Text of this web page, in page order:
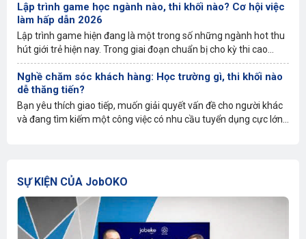
hướng phát triển phù hợp.
Lập trình game học ngành nào, thi khối nào? Cơ hội việc
làm hấp dẫn 2026
Lập trình game hiện đang là một trong số những ngành hot thu
hút giới trẻ hiện nay. Trong giai đoạn chuẩn bị cho kỳ thi cao
đẳng, đại học sắp tới, nhiều bạn trẻ thắc mắc không biết lập
trình game học ngành nào, thi khối nào, trường nào tốt. Để giúp
bạn đọc giải đáp các thắc mắc trên, JOBOKO sẽ cập nhật thông
tin hữu ích cho bạn tham khảo trong bài viết sau.
Nghề chăm sóc khách hàng: Học trường gì, thi khối nào
dễ thăng tiến?
Bạn yêu thích giao tiếp, muốn giải quyết vấn đề cho người khác
và đang tìm kiếm một công việc có nhu cầu tuyển dụng cực lớn?
SỰ KIỆN CỦA JobOKO